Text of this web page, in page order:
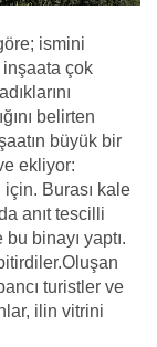
ismini
inşaata çok
belirten
büyük bir
ekliyor:
için. Burası kale
anıt tescilli
bu binayı yaptı.
turistler ve
ilin vitrini